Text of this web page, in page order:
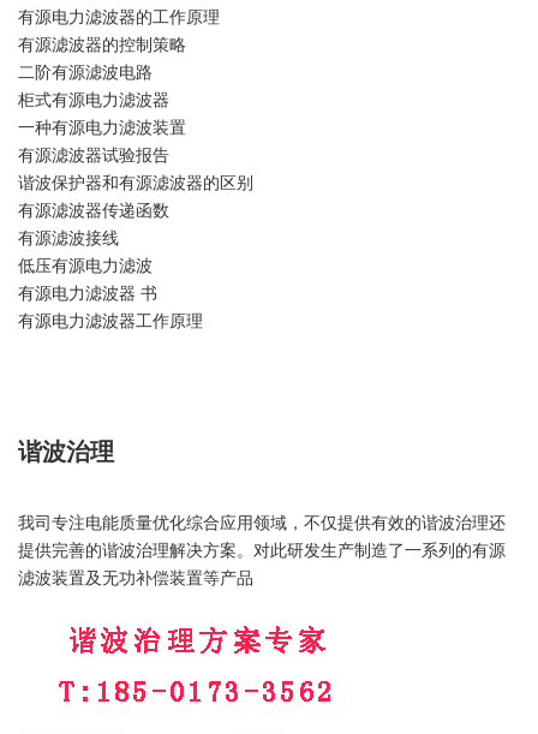
有源电力滤波器的工作原理
有源滤波器的控制策略
二阶有源滤波电路
柜式有源电力滤波器
一种有源电力滤波装置
有源滤波器试验报告
谐波保护器和有源滤波器的区别
有源滤波器传递函数
有源滤波接线
低压有源电力滤波
有源电力滤波器 书
有源电力滤波器工作原理
谐波治理
我司专注电能质量优化综合应用领域，不仅提供有效的谐波治理还
提供完善的谐波治理解决方案。对此研发生产制造了一系列的有源
滤波装置及无功补偿装置等产品